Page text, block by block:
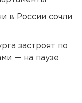
в России сочли
застроят по
— на паузе